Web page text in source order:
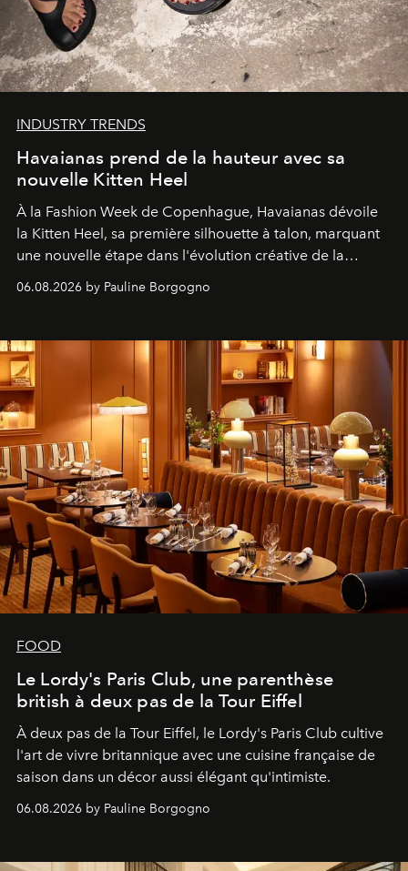
INDUSTRY TRENDS
Havaianas prend de la hauteur avec sa
nouvelle Kitten Heel
À la Fashion Week de Copenhague, Havaianas dévoile
la Kitten Heel, sa première silhouette à talon, marquant
une nouvelle étape dans l'évolution créative de la
06.08.2026 by Pauline Borgogno
FOOD
Le Lordy's Paris Club, une parenthèse
british à deux pas de la Tour Eiffel
À deux pas de la Tour Eiffel, le Lordy's Paris Club cultive
l'art de vivre britannique avec une cuisine française de
saison dans un décor aussi élégant qu'intimiste.
06.08.2026 by Pauline Borgogno